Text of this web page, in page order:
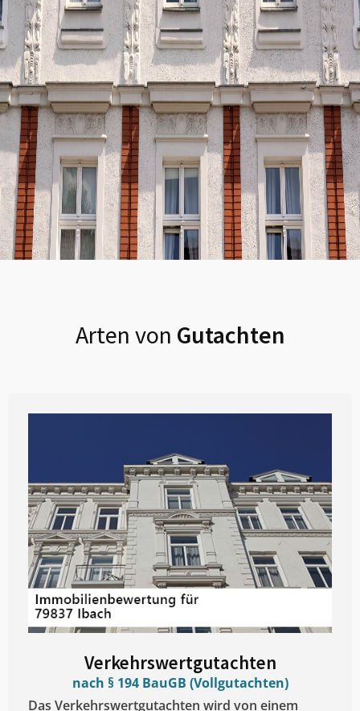
Arten von Gutachten
Verkehrswertgutachten
nach § 194 BauGB (Vollgutachten)
Das Verkehrswertgutachten wird von einem